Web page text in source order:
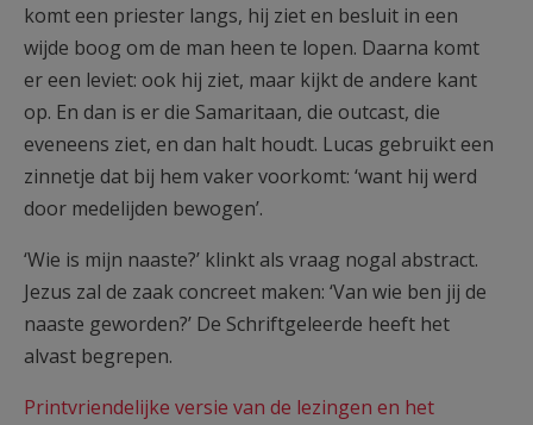
komt een priester langs, hij ziet en besluit in een
wijde boog om de man heen te lopen. Daarna komt
er een leviet: ook hij ziet, maar kijkt de andere kant
op. En dan is er die Samaritaan, die outcast, die
eveneens ziet, en dan halt houdt. Lucas gebruikt een
zinnetje dat bij hem vaker voorkomt: ‘want hij werd
door medelijden bewogen’.
‘Wie is mijn naaste?’ klinkt als vraag nogal abstract.
Jezus zal de zaak concreet maken: ‘Van wie ben jij de
naaste geworden?’ De Schriftgeleerde heeft het
alvast begrepen.
Printvriendelijke versie van de lezingen en het